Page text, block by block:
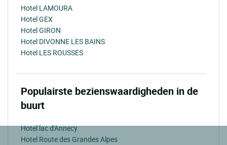
Hotel LAMOURA
Hotel GEX
Hotel GIRON
Hotel DIVONNE LES BAINS
Hotel LES ROUSSES
Populairste bezienswaardigheden in de
buurt
Hotel lac d'Annecy
Hotel Route des Grandes Alpes